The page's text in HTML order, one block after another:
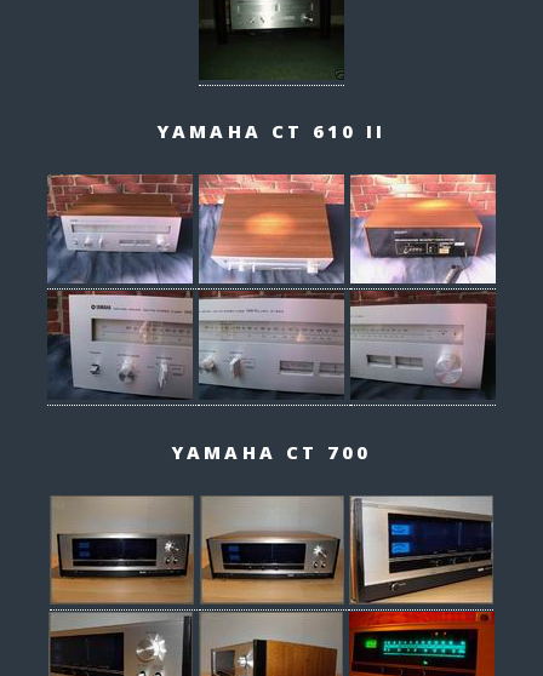
YAMAHA CT 610 II
YAMAHA CT 700